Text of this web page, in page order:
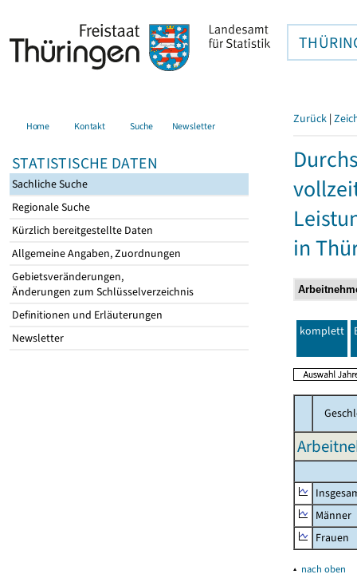
Home Kontakt Suche Newsletter
STATISTISCHE DATEN
Sachliche Suche
Regionale Suche
Kürzlich bereitgestellte Daten
Allgemeine Angaben, Zuordnungen
Gebietsveränderungen,
Änderungen zum Schlüsselverzeichnis
Definitionen und Erläuterungen
Newsletter
Zurück |
in
komplett
Männer
Frauen
▴ nach oben